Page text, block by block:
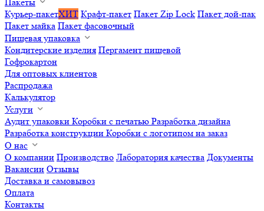
Пакеты
Курьер-пакетХИТ Крафт-пакет Пакет Zip Lock Пакет дой-пак
Пакет майка Пакет фасовочный
Пищевая упаковка
Кондитерские изделия Пергамент пищевой
Гофрокартон
Для оптовых клиентов
Распродажа
Калькулятор
Услуги
Аудит упаковки Коробки с печатью Разработка дизайна
Разработка конструкции Коробки с логотипом на заказ
О нас
О компании Производство Лаборатория качества Документы
Вакансии Отзывы
Доставка и самовывоз
Оплата
Контакты